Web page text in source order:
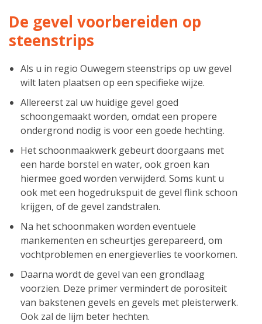
De gevel voorbereiden op
steenstrips
Als u in regio Ouwegem steenstrips op uw gevel
wilt laten plaatsen op een specifieke wijze.
Allereerst zal uw huidige gevel goed
schoongemaakt worden, omdat een propere
ondergrond nodig is voor een goede hechting.
Het schoonmaakwerk gebeurt doorgaans met
een harde borstel en water, ook groen kan
hiermee goed worden verwijderd. Soms kunt u
ook met een hogedrukspuit de gevel flink schoon
krijgen, of de gevel zandstralen.
Na het schoonmaken worden eventuele
mankementen en scheurtjes gerepareerd, om
vochtproblemen en energieverlies te voorkomen.
Daarna wordt de gevel van een grondlaag
voorzien. Deze primer vermindert de porositeit
van bakstenen gevels en gevels met pleisterwerk.
Ook zal de lijm beter hechten.